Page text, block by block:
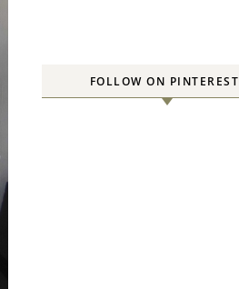
FOLLOW ON PINTEREST